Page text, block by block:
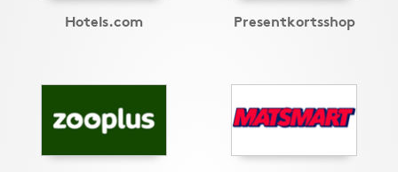
Hotels.com Presentkortsshop